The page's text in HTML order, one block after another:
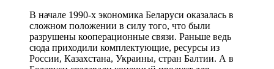
В начале 1990-х экономика Беларуси оказалась в
сложном положении в силу того, что были
разрушены кооперационные связи. Раньше ведь
сюда приходили комплектующие, ресурсы из
России, Казахстана, Украины, стран Балтии. А в